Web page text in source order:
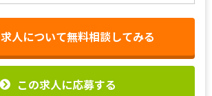
人について無料相談してみる
この求人に応募する